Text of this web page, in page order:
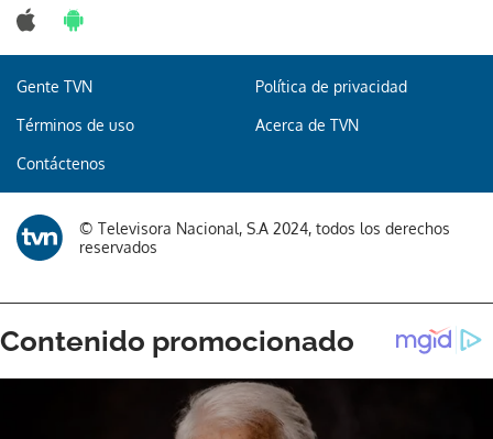
Gente TVN Política de privacidad
Términos de uso Acerca de TVN
Contáctenos
© Televisora Nacional, S.A 2024, todos los derechos
reservados